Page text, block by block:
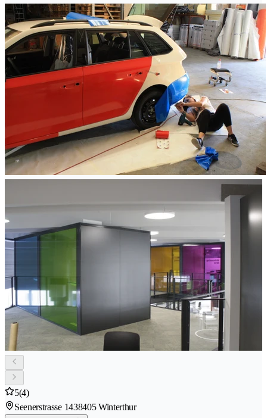
5(4)
Seenerstrasse 1438405 Winterthur